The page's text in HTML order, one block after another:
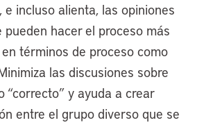
incluso alienta, las opiniones
hacer el proceso más
términos de proceso como
las discusiones sobre
“correcto” y ayuda a crear
entre el grupo diverso que se